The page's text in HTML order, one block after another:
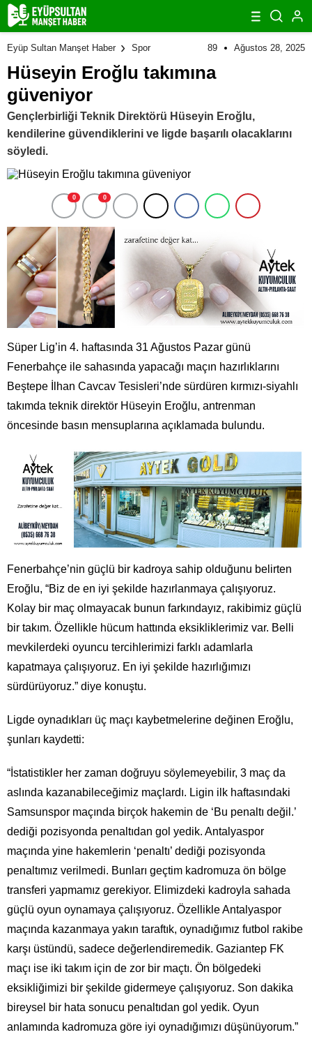
Eyüp Sultan Manşet Haber Spor 89 Ağustos 28, 2025
Hüseyin Eroğlu takımına
güveniyor
Gençlerbirliği Teknik Direktörü Hüseyin Eroğlu,
kendilerine güvendiklerini ve ligde başarılı olacaklarını
söyledi.
0 0
Süper Lig’in 4. haftasında 31 Ağustos Pazar günü
Fenerbahçe ile sahasında yapacağı maçın hazırlıklarını
Beştepe İlhan Cavcav Tesisleri’nde sürdüren kırmızı-siyahlı
takımda teknik direktör Hüseyin Eroğlu, antrenman
öncesinde basın mensuplarına açıklamada bulundu.
Fenerbahçe’nin güçlü bir kadroya sahip olduğunu belirten
Eroğlu, “Biz de en iyi şekilde hazırlanmaya çalışıyoruz.
Kolay bir maç olmayacak bunun farkındayız, rakibimiz güçlü
bir takım. Özellikle hücum hattında eksikliklerimiz var. Belli
mevkilerdeki oyuncu tercihlerimizi farklı adamlarla
kapatmaya çalışıyoruz. En iyi şekilde hazırlığımızı
sürdürüyoruz.” diye konuştu.
Ligde oynadıkları üç maçı kaybetmelerine değinen Eroğlu,
şunları kaydetti:
“İstatistikler her zaman doğruyu söylemeyebilir, 3 maç da
aslında kazanabileceğimiz maçlardı. Ligin ilk haftasındaki
Samsunspor maçında birçok hakemin de ‘Bu penaltı değil.’
dediği pozisyonda penaltıdan gol yedik. Antalyaspor
maçında yine hakemlerin ‘penaltı’ dediği pozisyonda
penaltımız verilmedi. Bunları geçtim kadromuza ön bölge
transferi yapmamız gerekiyor. Elimizdeki kadroyla sahada
güçlü oyun oynamaya çalışıyoruz. Özellikle Antalyaspor
maçında kazanmaya yakın taraftık, oynadığımız futbol rakibe
karşı üstündü, sadece değerlendiremedik. Gaziantep FK
maçı ise iki takım için de zor bir maçtı. Ön bölgedeki
eksikliğimizi bir şekilde gidermeye çalışıyoruz. Son dakika
bireysel bir hata sonucu penaltıdan gol yedik. Oyun
anlamında kadromuza göre iyi oynadığımızı düşünüyorum.”